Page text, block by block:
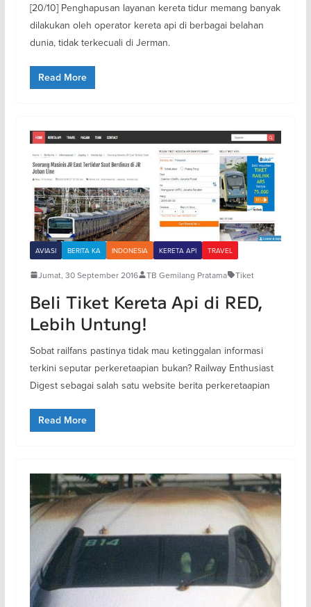
[20/10] Penghapusan layanan kereta tidur memang banyak
dilakukan oleh operator kereta api di berbagai belahan
dunia, tidak terkecuali di Jerman.
Read More
AVIASI BERITA KA INDONESIA KERETA API TRAVEL
Jumat, 30 September 2016 TB Gemilang Pratama Tiket
Beli Tiket Kereta Api di RED,
Lebih Untung!
Sobat railfans pastinya tidak mau ketinggalan informasi
terkini seputar perkeretaapian bukan? Railway Enthusiast
Digest sebagai salah satu website berita perkeretaapian
Read More